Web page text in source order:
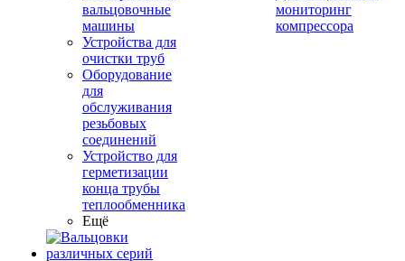
вальцовочные
машины
Устройства для
очистки труб
Оборудование
для
обслуживания
резьбовых
соединений
Устройство для
герметизации
конца трубы
теплообменника
Ещё
мониторинг
компрессора